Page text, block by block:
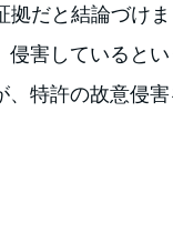
だと結論づけ
害していると
特許の故意侵